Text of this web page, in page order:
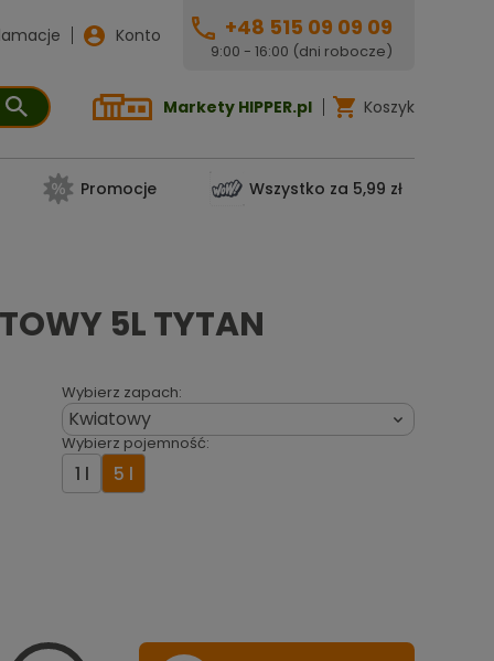
Konto +48 515 09 09 09
9:00 - 16:00 (dni robocze)
Markety HIPPER.pl Koszyk
Promocje Wszystko za 5,99 zł
5L TYTAN
Wybierz zapach:
Kwiatowy 
Wybierz pojemność:
1 l 5 l